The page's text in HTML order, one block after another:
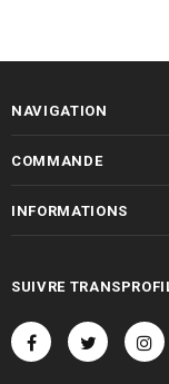
NAVIGATION
COMMANDE
INFORMATIONS
SUIVRE